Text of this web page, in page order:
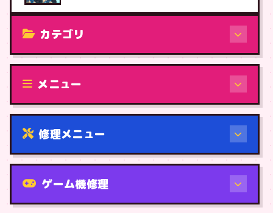
カテゴリ
修理（機種から）
メニュー
修理メニュー
機種から
ゲーム機修理